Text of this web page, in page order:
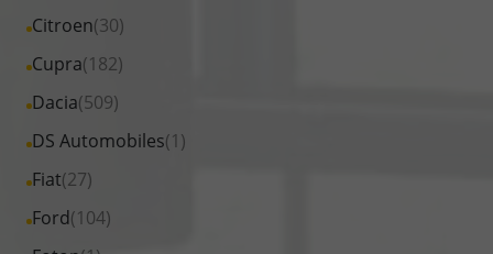
Audi
anzeigen
Fahrzeuge
BYD
anzeigen
Citroen(30)
Alle
Fahrzeuge
Citroen
anzeigen
Cupra(182)
Alle
Fahrzeuge
Cupra
anzeigen
Dacia(509)
Alle
Fahrzeuge
Dacia
anzeigen
DS Automobiles(1)
Alle
Fahrzeuge
DS
Fiat(27)
Alle
Fahrzeuge
Ford(104)
Alle
Fahrzeuge